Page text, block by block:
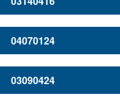
04070124
03090424